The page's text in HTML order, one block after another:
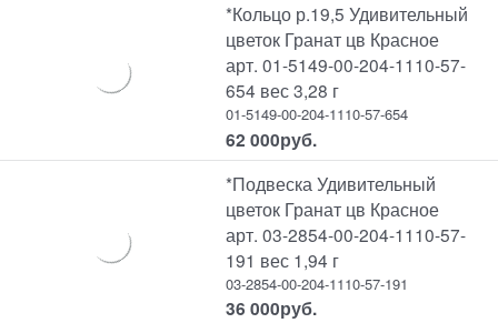
*Кольцо р.19,5 Удивительный
цветок Гранат цв Красное
арт. 01-5149-00-204-1110-57-
654 вес 3,28 г
01-5149-00-204-1110-57-654
62 000руб.
*Подвеска Удивительный
цветок Гранат цв Красное
арт. 03-2854-00-204-1110-57-
191 вес 1,94 г
03-2854-00-204-1110-57-191
36 000руб.